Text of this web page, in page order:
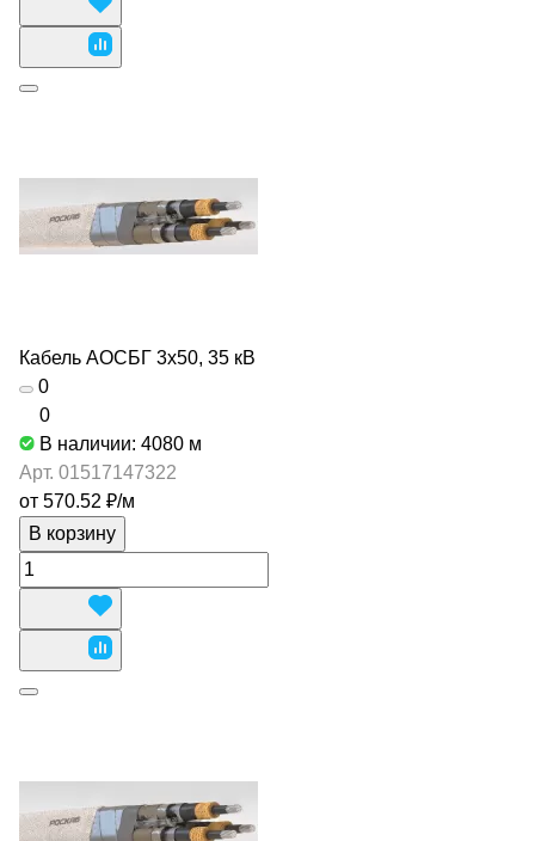
Кабель АОСБГ 3х50, 35 кВ
0
0
В наличии: 4080 м
Арт. 01517147322
от 570.52 ₽/м
В корзину